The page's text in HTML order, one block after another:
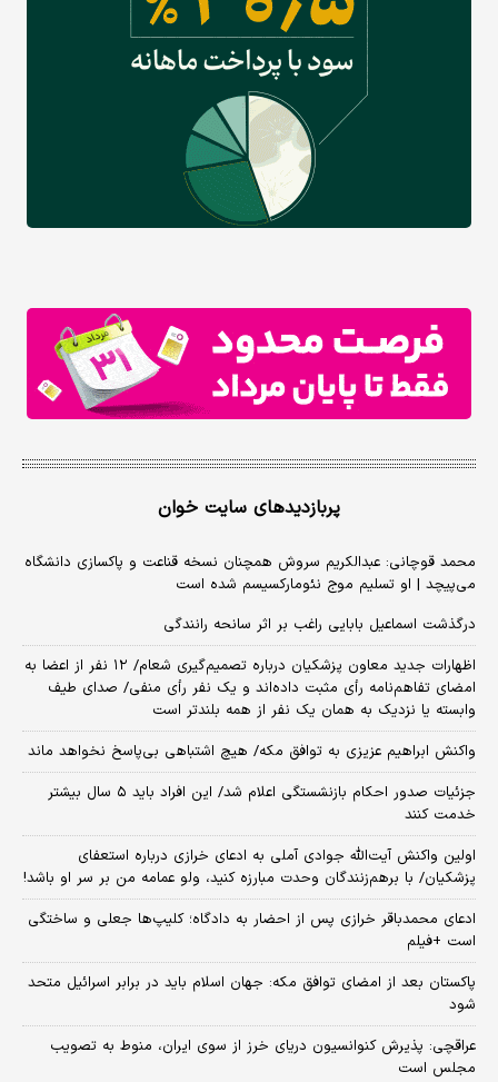
پربازدیدهای سایت خوان
محمد قوچانی: عبدالکریم سروش همچنان نسخه قناعت و پاکسازی دانشگاه
می‌پیچد | او تسلیم موج نئومارکسیسم شده است
درگذشت اسماعیل بابایی راغب بر اثر سانحه رانندگی
اظهارات جدید معاون پزشکیان درباره تصمیم‌گیری شعام/ ۱۲ نفر از اعضا به
امضای تفاهم‌نامه رأی مثبت داده‌اند و یک نفر رأی منفی/ صدای طیف
وابسته یا نزدیک به همان یک نفر از همه بلندتر است
واکنش ابراهیم عزیزی به توافق مکه/ هیچ اشتباهی بی‌پاسخ نخواهد ماند
جزئیات صدور احکام بازنشستگی اعلام شد/ این افراد باید ۵ سال بیشتر
خدمت کنند
اولین واکنش آیت‌الله جوادی آملی به ادعای خرازی درباره استعفای
پزشکیان/ با برهم‌زنندگان وحدت مبارزه کنید، ولو عمامه من بر سر او باشد!
ادعای محمدباقر خرازی پس از احضار به دادگاه؛ کلیپ‌ها جعلی و ساختگی
است +فیلم
پاکستان بعد از امضای توافق مکه: جهان اسلام باید در برابر اسرائیل متحد
شود
عراقچی: پذیرش کنوانسیون دریای خرز از سوی ایران، منوط به تصویب
مجلس است